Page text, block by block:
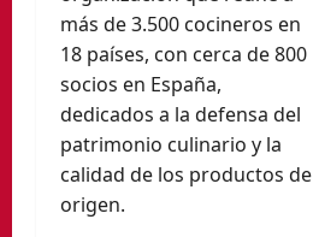
más de 3.500 cocineros en
18 países, con cerca de 800
socios en España,
dedicados a la defensa del
patrimonio culinario y la
calidad de los productos de
origen.